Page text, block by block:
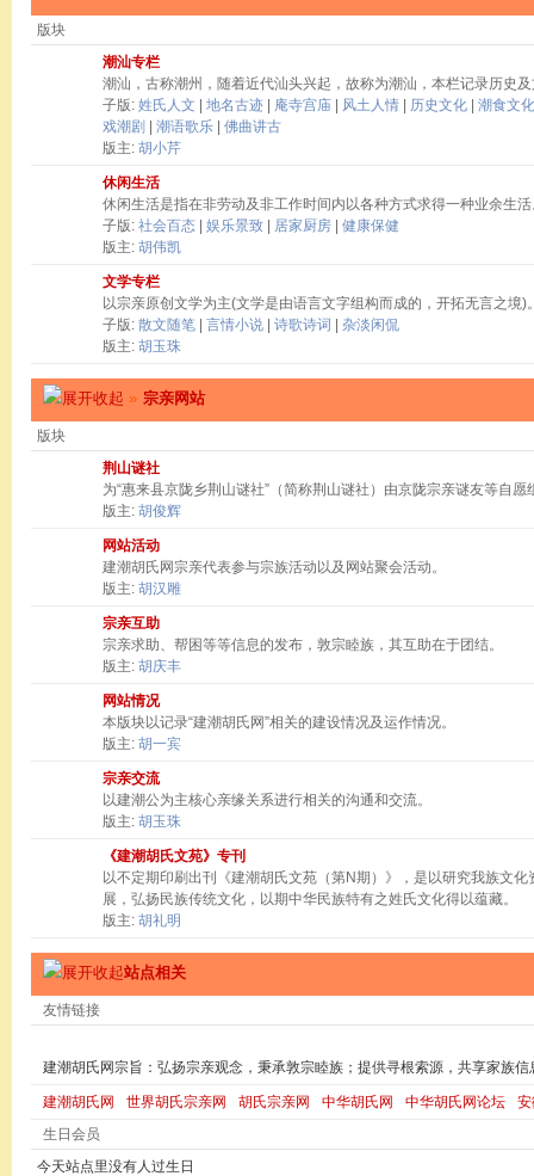
版块
潮汕专栏
潮汕，古称潮州，随着近代汕头兴起，故称为潮汕，本栏记录历史
子版: 姓氏人文 地名古迹 庵寺宫庙 风土人情 历史文化
潮食文化
戏潮剧
潮语歌乐
佛曲讲古
版主: 胡小芹
休闲生活
休闲生活是指在非劳动及非工作时间内以各种方式求得一种业余生
子版: 社会百态 娱乐景致 居家厨房
健康保健
版主: 胡伟凯
文学专栏
以宗亲原创文学为主(文学是由语言文字组构而成的，开拓无言之境)
子版: 散文随笔 言情小说 诗歌诗词
杂淡闲侃
版主: 胡玉珠
» 宗亲网站
版块
荆山谜社
为“惠来县京陇乡荆山谜社”（简称荆山谜社）由京陇宗亲谜友等自
版主: 胡俊辉
网站活动
建潮胡氏网宗亲代表参与宗族活动以及网站聚会活动。
版主: 胡汉雕
宗亲互助
宗亲求助、帮困等等信息的发布，敦宗睦族，其互助在于团结。
版主: 胡庆丰
网站情况
本版块以记录“建潮胡氏网”相关的建设情况及运作情况。
版主: 胡一宾
宗亲交流
以建潮公为主核心亲缘关系进行相关的沟通和交流。
版主: 胡玉珠
《建潮胡氏文苑》专刊
以不定期印刷出刊《建潮胡氏文苑（第N期）》，是以研究我族文
展，弘扬民族传统文化，以期中华民族特有之姓氏文化得以蕴藏。
版主: 胡礼明
站点相关
友情链接
建潮胡氏网宗旨：弘扬宗亲观念，秉承敦宗睦族；提供寻根索源，共享家族信
建潮胡氏网 世界胡氏宗亲网 胡氏宗亲网 中华胡氏网 中华胡氏网论坛
生日会员
今天站点里没有人过生日